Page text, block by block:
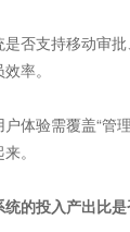
否支持移动审批
率。
验需覆盖“管
。
的投入产出比